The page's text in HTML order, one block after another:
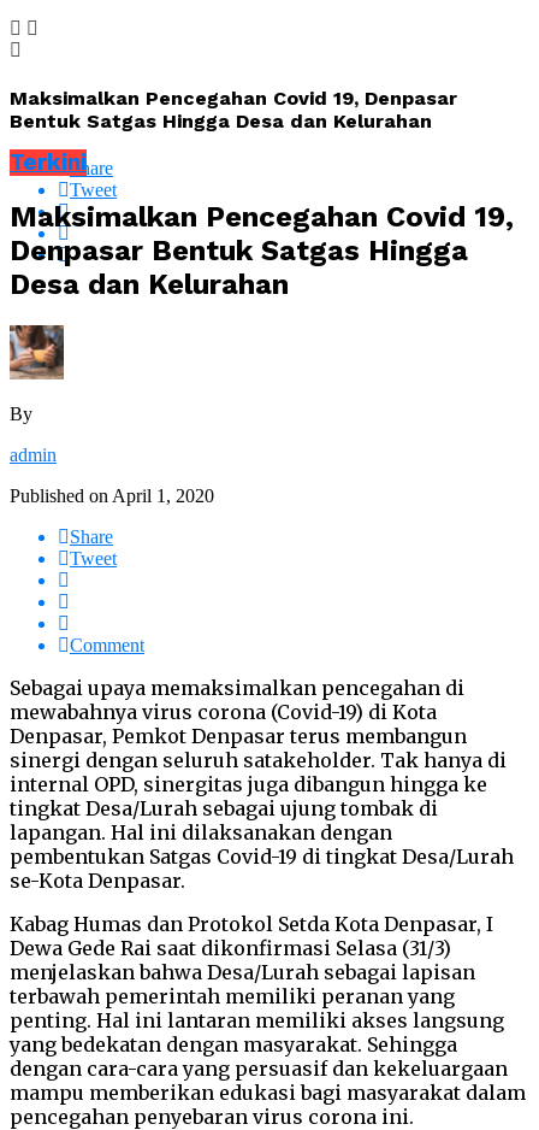
Maksimalkan Pencegahan Covid 19, Denpasar
Bentuk Satgas Hingga Desa dan Kelurahan
Share
Tweet
Terkini
Maksimalkan Pencegahan Covid 19,
Denpasar Bentuk Satgas Hingga
Desa dan Kelurahan
By
admin
Published on April 1, 2020
Share
Tweet
Comment
Sebagai upaya memaksimalkan pencegahan di
mewabahnya virus corona (Covid-19) di Kota
Denpasar, Pemkot Denpasar terus membangun
sinergi dengan seluruh satakeholder. Tak hanya di
internal OPD, sinergitas juga dibangun hingga ke
tingkat Desa/Lurah sebagai ujung tombak di
lapangan. Hal ini dilaksanakan dengan
pembentukan Satgas Covid-19 di tingkat Desa/Lurah
se-Kota Denpasar.
Kabag Humas dan Protokol Setda Kota Denpasar, I
Dewa Gede Rai saat dikonfirmasi Selasa (31/3)
menjelaskan bahwa Desa/Lurah sebagai lapisan
terbawah pemerintah memiliki peranan yang
penting. Hal ini lantaran memiliki akses langsung
yang bedekatan dengan masyarakat. Sehingga
dengan cara-cara yang persuasif dan kekeluargaan
mampu memberikan edukasi bagi masyarakat dalam
pencegahan penyebaran virus corona ini.